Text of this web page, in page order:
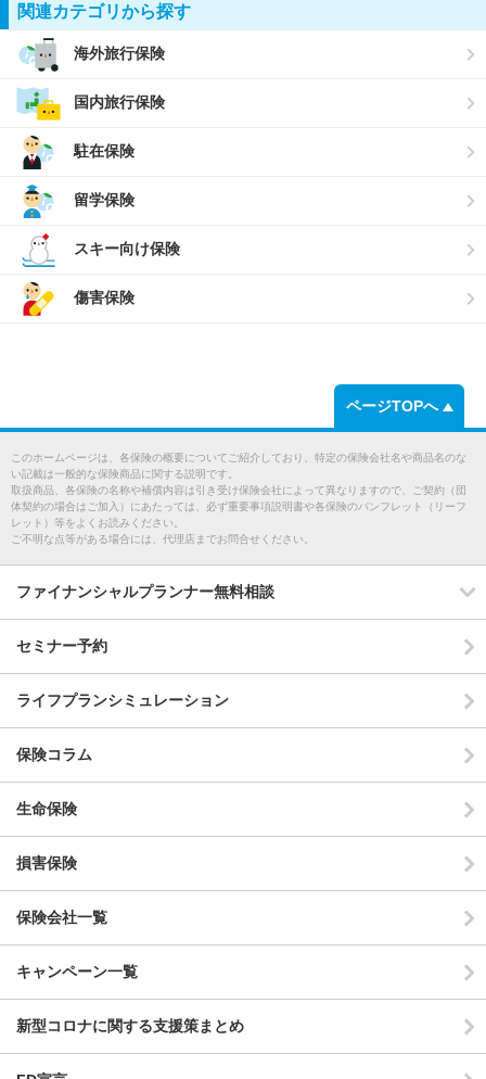
関連カテゴリから探す
海外旅行保険
国内旅行保険
駐在保険
留学保険
スキー向け保険
傷害保険
ページTOPへ
このホームページは、各保険の概要についてご紹介しており、特定の保険会社名や商品名のな
い記載は一般的な保険商品に関する説明です。
取扱商品、各保険の名称や補償内容は引き受け保険会社によって異なりますので、ご契約（団
体契約の場合はご加入）にあたっては、必ず重要事項説明書や各保険のパンフレット（リーフ
レット）等をよくお読みください。
ご不明な点等がある場合には、代理店までお問合せください。
ファイナンシャルプランナー無料相談
セミナー予約
ライフプランシミュレーション
保険コラム
生命保険
損害保険
保険会社一覧
キャンペーン一覧
新型コロナに関する支援策まとめ